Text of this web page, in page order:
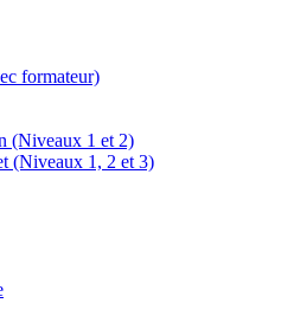
formateur)
(Niveaux 1 et 2)
(Niveaux 1, 2 et 3)